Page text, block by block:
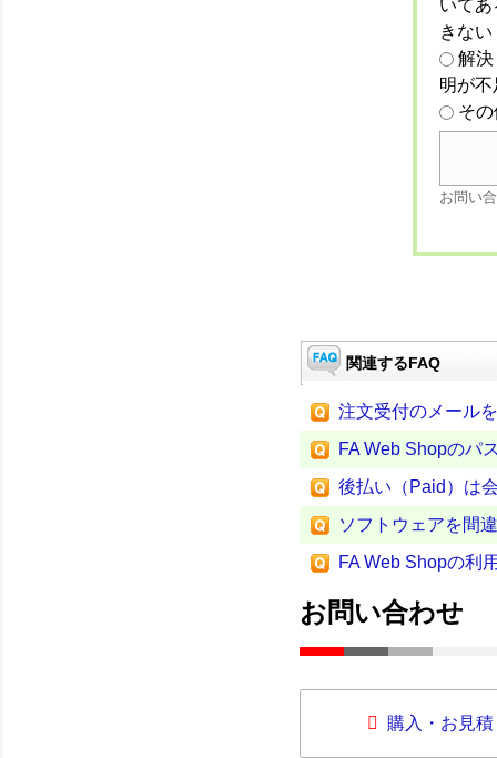
いて
きない
解
明が
そ
お問い
関連するFAQ
注文受付のメール
FA Web Shopのパ
後払い（Paid）は
ソフトウェアを間
FA Web Shopの利
お問い合わせ
購入・お見